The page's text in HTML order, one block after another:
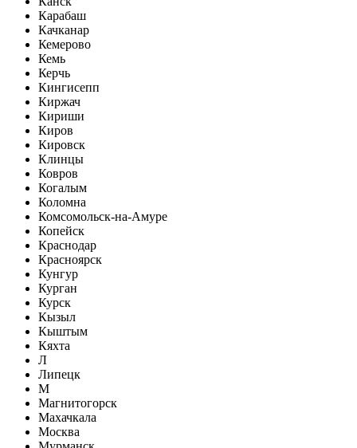
Карабаш
Качканар
Кемерово
Кемь
Керчь
Кингисепп
Киржач
Кириши
Киров
Кировск
Клинцы
Ковров
Когалым
Коломна
Комсомольск-на-Амуре
Копейск
Краснодар
Красноярск
Кунгур
Курган
Курск
Кызыл
Кыштым
Кяхта
Л
Липецк
М
Магнитогорск
Махачкала
Москва